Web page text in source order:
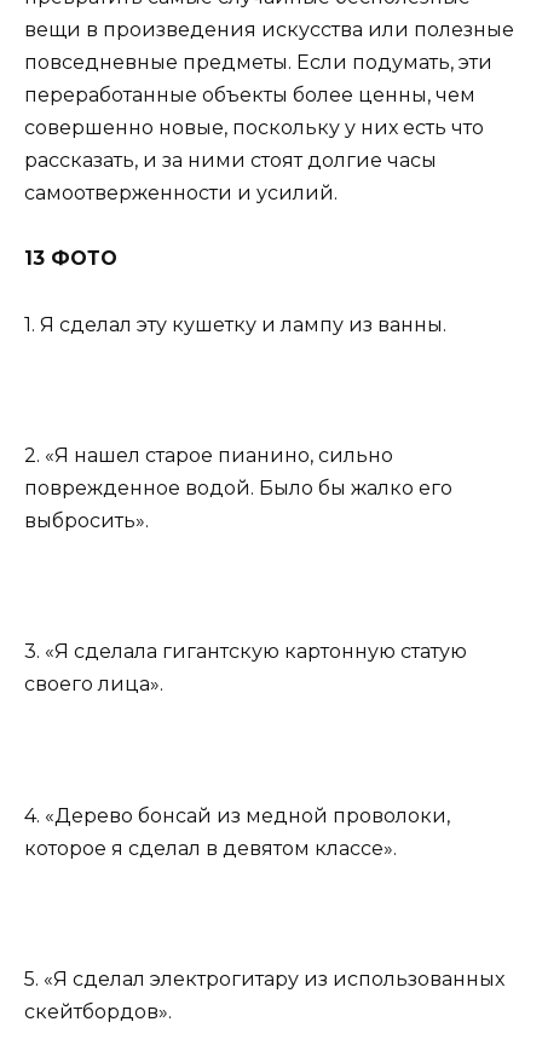
вещи в произведения искусства или полезные
повседневные предметы. Если подумать, эти
переработанные объекты более ценны, чем
совершенно новые, поскольку у них есть что
рассказать, и за ними стоят долгие часы
самоотверженности и усилий.
13 ФОТО
1. Я сделал эту кушетку и лампу из ванны.
2. «Я нашел старое пианино, сильно
поврежденное водой. Было бы жалко его
выбросить».
3. «Я сделала гигантскую картонную статую
своего лица».
4. «Дерево бонсай из медной проволоки,
которое я сделал в девятом классе».
5. «Я сделал электрогитару из использованных
скейтбордов».